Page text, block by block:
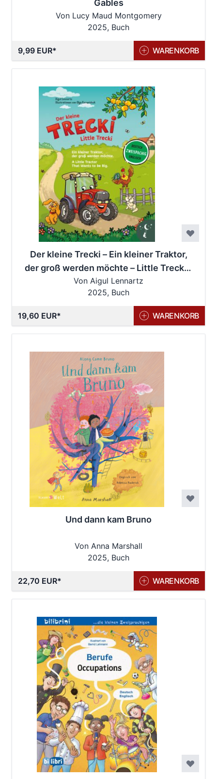
Gables
Von Lucy Maud Montgomery
2025, Buch
9,99 EUR WARENKORB
Der kleine Trecki – Ein kleiner Traktor,
der groß werden möchte – Little Trecki –
A Little Tractor That Wants to be Big
Von Aigul Lennartz
2025, Buch
19,60 EUR WARENKORB
Und dann kam Bruno
Von Anna Marshall
2025, Buch
22,70 EUR WARENKORB